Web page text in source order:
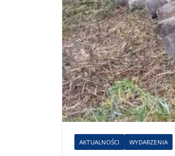
AKTUALNOŚCI WYDARZENIA